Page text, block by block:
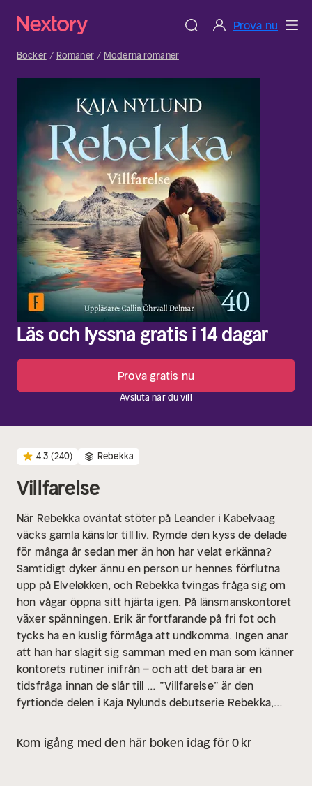
Prova nu
Böcker Romaner Moderna romaner
Läs och lyssna gratis i 14 dagar
Prova gratis nu
Avsluta när du vill
4.3 (240) Rebekka
Villfarelse
När Rebekka oväntat stöter på Leander i Kabelvaag
väcks gamla känslor till liv. Rymde den kyss de delade
för många år sedan mer än hon har velat erkänna?
Samtidigt dyker ännu en person ur hennes förflutna
upp på Elveløkken, och Rebekka tvingas fråga sig om
hon vågar öppna sitt hjärta igen. På länsmanskontoret
växer spänningen. Erik är fortfarande på fri fot och
tycks ha en kuslig förmåga att undkomma. Ingen anar
att han har slagit sig samman med en man som känner
kontorets rutiner inifrån – och att det bara är en
tidsfråga innan de slår till … ”Villfarelse” är den
fyrtionde delen i Kaja Nylunds debutserie Rebekka,
talet. Med en rik blandning av kärlek, förlust,
svartsjuka och dramatik har denna berättelse redan
Kom igång med den här boken idag för 0 kr